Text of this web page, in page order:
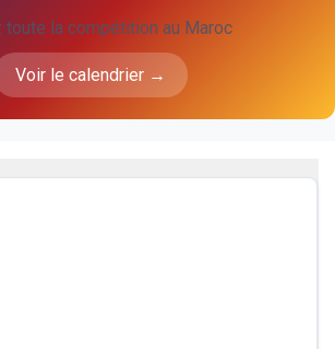
toute la compétition au Maroc
Voir le calendrier →